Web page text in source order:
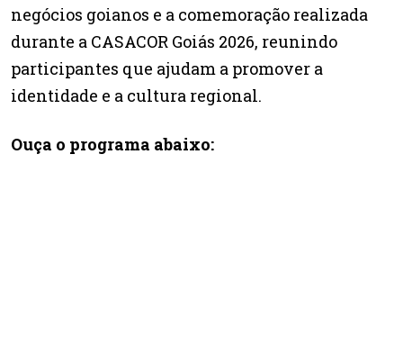
negócios goianos e a comemoração realizada
durante a CASACOR Goiás 2026, reunindo
participantes que ajudam a promover a
identidade e a cultura regional.
Ouça o programa abaixo: